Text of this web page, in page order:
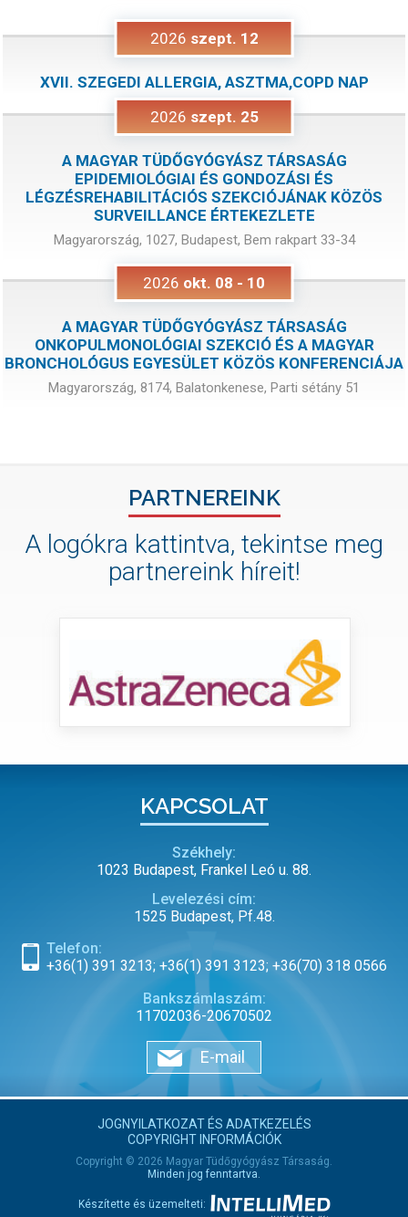
2026 szept. 12
XVII. SZEGEDI ALLERGIA, ASZTMA,COPD NAP
2026 szept. 25
A MAGYAR TÜDŐGYÓGYÁSZ TÁRSASÁG
EPIDEMIOLÓGIAI ÉS GONDOZÁSI ÉS
LÉGZÉSREHABILITÁCIÓS SZEKCIÓJÁNAK KÖZÖS
SURVEILLANCE ÉRTEKEZLETE
Magyarország, 1027, Budapest, Bem rakpart 33-34
2026 okt. 08 - 10
A MAGYAR TÜDŐGYÓGYÁSZ TÁRSASÁG
ONKOPULMONOLÓGIAI SZEKCIÓ ÉS A MAGYAR
BRONCHOLÓGUS EGYESÜLET KÖZÖS KONFERENCIÁJA
Magyarország, 8174, Balatonkenese, Parti sétány 51
PARTNEREINK
A logókra kattintva, tekintse meg
partnereink híreit!
KAPCSOLAT
Székhely:
1023 Budapest, Frankel Leó u. 88.
Levelezési cím:
1525 Budapest, Pf.48.
Telefon:
+36(1) 391 3213; +36(1) 391 3123; +36(70) 318 0566
Bankszámlaszám:
11702036-20670502
E-mail
JOGNYILATKOZAT ÉS ADATKEZELÉS
COPYRIGHT INFORMÁCIÓK
Copyright © 2026 Magyar Tüdőgyógyász Társaság.
Minden jog fenntartva.
Készítette és üzemelteti: